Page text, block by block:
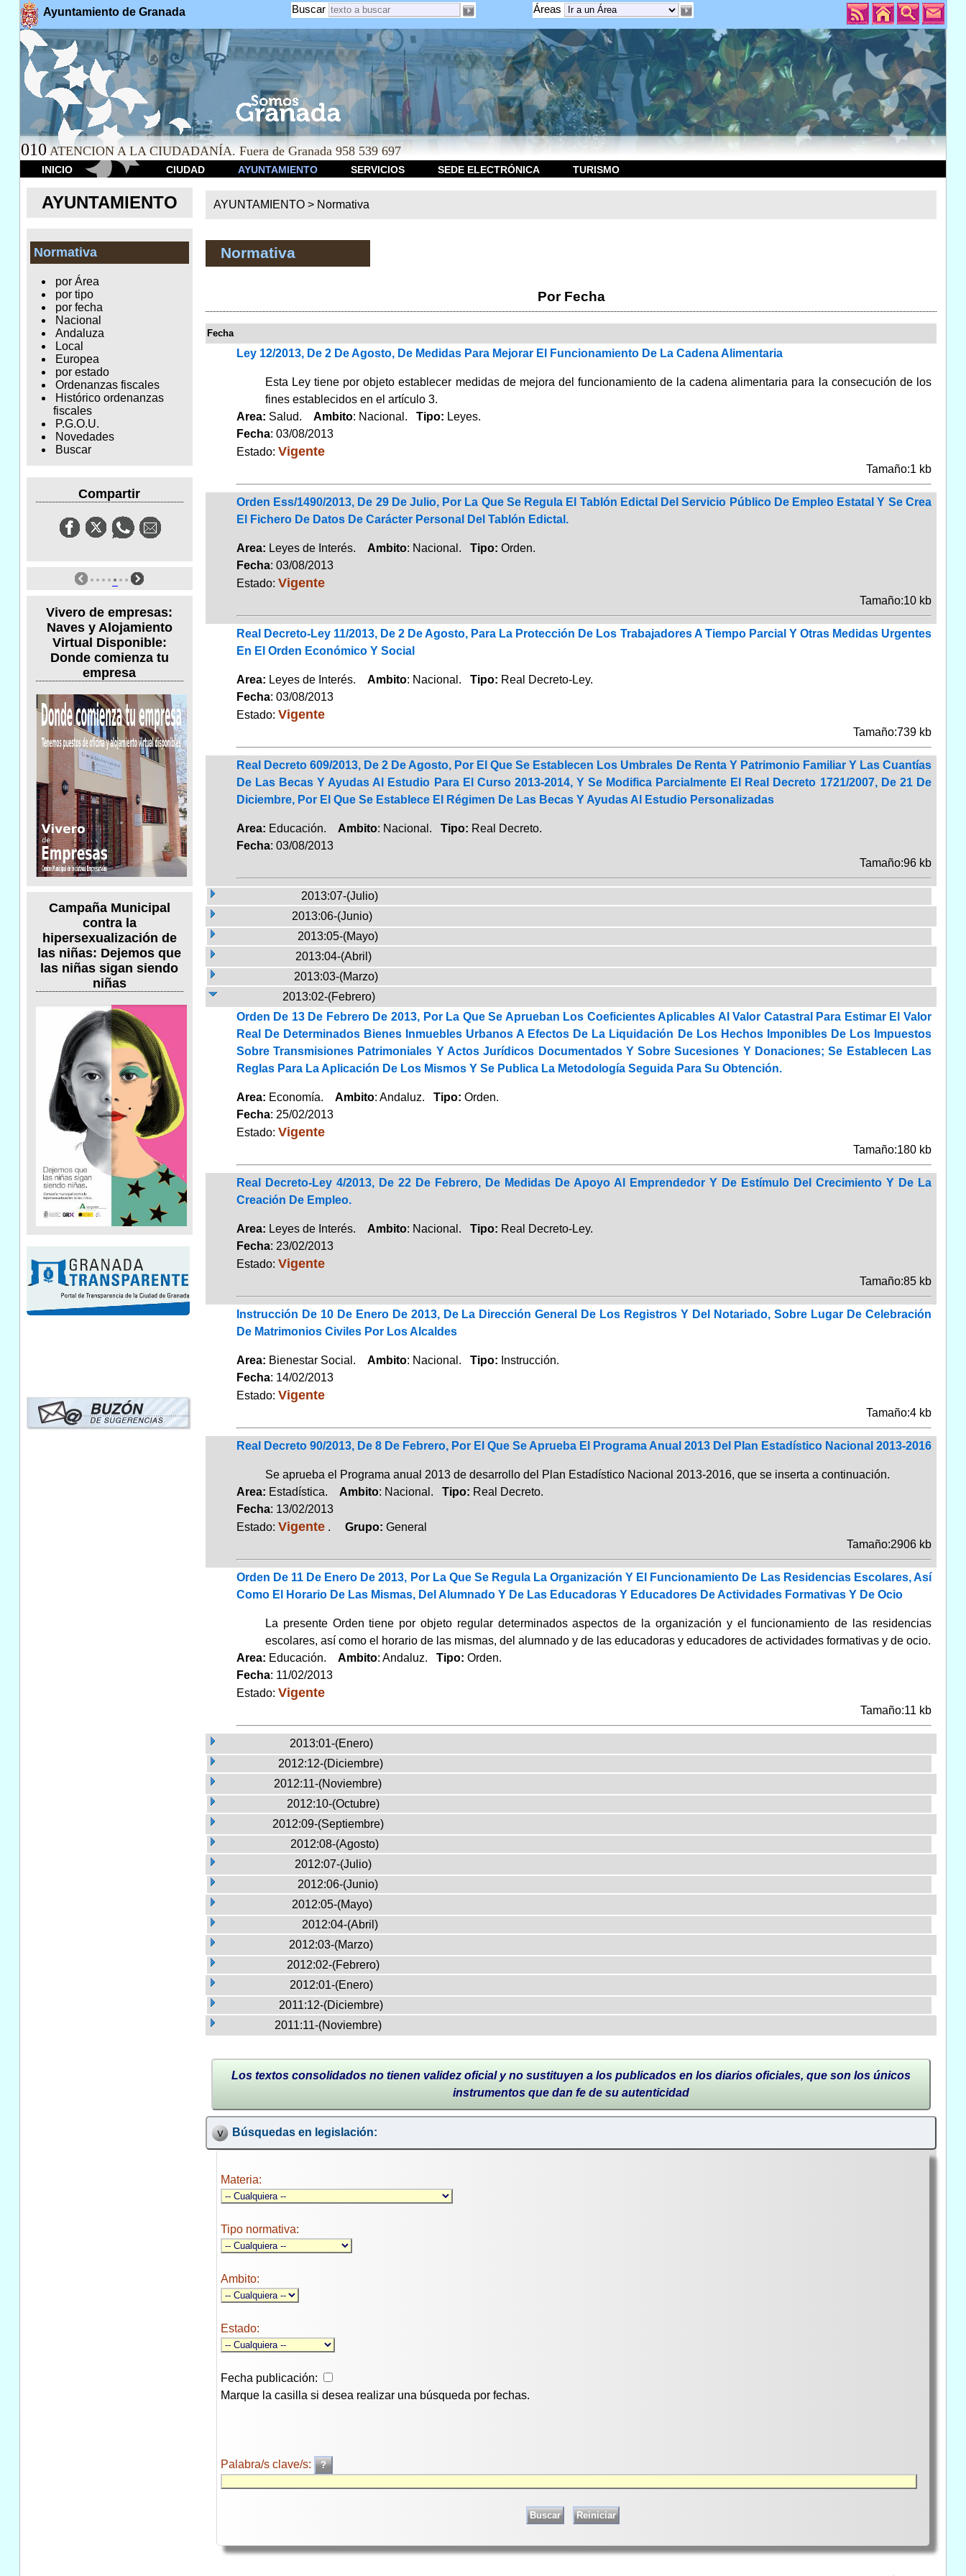
Ayuntamiento de Granada Áreas
Buscar
010 ATENCION A LA CIUDADANÍA. Fuera de Granada 958 539 697
INICIO CIUDAD AYUNTAMIENTO SERVICIOS SEDE ELECTRÓNICA TURISMO
AYUNTAMIENTO
Normativa
por Área
por tipo
por fecha
Nacional
Andaluza
Local
Europea
por estado
Ordenanzas fiscales
Histórico ordenanzas
fiscales
P.G.O.U.
Novedades
Buscar
Compartir
Vivero de empresas:
Naves y Alojamiento
Virtual Disponible:
Donde comienza tu
empresa
Campaña Municipal
contra la
hipersexualización de
las niñas: Dejemos que
las niñas sigan siendo
niñas
AYUNTAMIENTO > Normativa
Normativa
Por Fecha
Fecha
Ley 12/2013, De 2 De Agosto, De Medidas Para Mejorar El Funcionamiento De La Cadena Alimentaria
Esta Ley tiene por objeto establecer medidas de mejora del funcionamiento de la cadena alimentaria para la consecución de los
fines establecidos en el artículo 3.
Area: Salud. Ambito: Nacional. Tipo: Leyes.
Fecha: 03/08/2013
Estado: Vigente
Tamaño:1 kb
Orden Ess/1490/2013, De 29 De Julio, Por La Que Se Regula El Tablón Edictal Del Servicio Público De Empleo Estatal Y Se Crea
El Fichero De Datos De Carácter Personal Del Tablón Edictal.
Area: Leyes de Interés. Ambito: Nacional. Tipo: Orden.
Fecha: 03/08/2013
Estado: Vigente
Tamaño:10 kb
Real Decreto-Ley 11/2013, De 2 De Agosto, Para La Protección De Los Trabajadores A Tiempo Parcial Y Otras Medidas Urgentes
En El Orden Económico Y Social
Area: Leyes de Interés. Ambito: Nacional. Tipo: Real Decreto-Ley.
Fecha: 03/08/2013
Estado: Vigente
Tamaño:739 kb
Real Decreto 609/2013, De 2 De Agosto, Por El Que Se Establecen Los Umbrales De Renta Y Patrimonio Familiar Y Las Cuantías
De Las Becas Y Ayudas Al Estudio Para El Curso 2013-2014, Y Se Modifica Parcialmente El Real Decreto 1721/2007, De 21 De
Diciembre, Por El Que Se Establece El Régimen De Las Becas Y Ayudas Al Estudio Personalizadas
Area: Educación. Ambito: Nacional. Tipo: Real Decreto.
Fecha: 03/08/2013
Tamaño:96 kb
2013:07-(Julio)
2013:06-(Junio)
2013:05-(Mayo)
2013:04-(Abril)
2013:03-(Marzo)
2013:02-(Febrero)
Orden De 13 De Febrero De 2013, Por La Que Se Aprueban Los Coeficientes Aplicables Al Valor Catastral Para Estimar El Valor
Real De Determinados Bienes Inmuebles Urbanos A Efectos De La Liquidación De Los Hechos Imponibles De Los Impuestos
Sobre Transmisiones Patrimoniales Y Actos Jurídicos Documentados Y Sobre Sucesiones Y Donaciones; Se Establecen Las
Reglas Para La Aplicación De Los Mismos Y Se Publica La Metodología Seguida Para Su Obtención.
Area: Economía. Ambito: Andaluz. Tipo: Orden.
Fecha: 25/02/2013
Estado: Vigente
Tamaño:180 kb
Real Decreto-Ley 4/2013, De 22 De Febrero, De Medidas De Apoyo Al Emprendedor Y De Estímulo Del Crecimiento Y De La
Creación De Empleo.
Area: Leyes de Interés. Ambito: Nacional. Tipo: Real Decreto-Ley.
Fecha: 23/02/2013
Estado: Vigente
Tamaño:85 kb
Instrucción De 10 De Enero De 2013, De La Dirección General De Los Registros Y Del Notariado, Sobre Lugar De Celebración
De Matrimonios Civiles Por Los Alcaldes
Area: Bienestar Social. Ambito: Nacional. Tipo: Instrucción.
Fecha: 14/02/2013
Estado: Vigente
Tamaño:4 kb
Real Decreto 90/2013, De 8 De Febrero, Por El Que Se Aprueba El Programa Anual 2013 Del Plan Estadístico Nacional 2013-2016
Se aprueba el Programa anual 2013 de desarrollo del Plan Estadístico Nacional 2013-2016, que se inserta a continuación.
Area: Estadística. Ambito: Nacional. Tipo: Real Decreto.
Fecha: 13/02/2013
Estado: Vigente. Grupo: General
Tamaño:2906 kb
Orden De 11 De Enero De 2013, Por La Que Se Regula La Organización Y El Funcionamiento De Las Residencias Escolares, Así
Como El Horario De Las Mismas, Del Alumnado Y De Las Educadoras Y Educadores De Actividades Formativas Y De Ocio
La presente Orden tiene por objeto regular determinados aspectos de la organización y el funcionamiento de las residencias
escolares, así como el horario de las mismas, del alumnado y de las educadoras y educadores de actividades formativas y de ocio.
Area: Educación. Ambito: Andaluz. Tipo: Orden.
Fecha: 11/02/2013
Estado: Vigente
Tamaño:11 kb
2013:01-(Enero)
2012:12-(Diciembre)
2012:11-(Noviembre)
2012:10-(Octubre)
2012:09-(Septiembre)
2012:08-(Agosto)
2012:07-(Julio)
2012:06-(Junio)
2012:05-(Mayo)
2012:04-(Abril)
2012:03-(Marzo)
2012:02-(Febrero)
2012:01-(Enero)
2011:12-(Diciembre)
2011:11-(Noviembre)
Los textos consolidados no tienen validez oficial y no sustituyen a los publicados en los diarios oficiales, que son los únicos
instrumentos que dan fe de su autenticidad
Búsquedas en legislación:
Materia:
Tipo normativa:
Ambito:
Estado:
Fecha publicación:
Marque la casilla si desea realizar una búsqueda por fechas.
Palabra/s clave/s: